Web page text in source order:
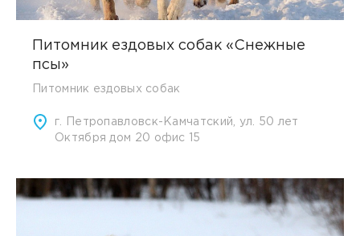
Питомник ездовых собак «Снежные
псы»
Питомник ездовых собак
г. Петропавловск-Камчатский, ул. 50 лет
Октября дом 20 офис 15